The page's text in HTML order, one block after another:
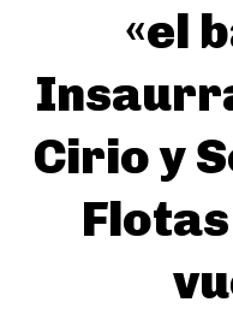
«el
Cirio y